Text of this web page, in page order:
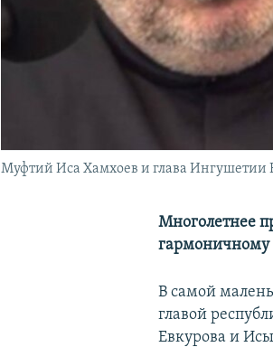
Муфтий Иса Хамхоев и глава Ингушетии
Многолетнее
гармоничному
В самой
главой
Евкурова и